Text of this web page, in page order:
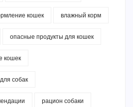
кошек влажный корм
опасные продукты для кошек
кошек
собак
рацион собаки